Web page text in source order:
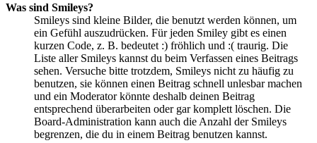
Was sind Smileys?
Smileys sind kleine Bilder, die benutzt werden können, um
ein Gefühl auszudrücken. Für jeden Smiley gibt es einen
kurzen Code, z. B. bedeutet :) fröhlich und :( traurig. Die
Liste aller Smileys kannst du beim Verfassen eines Beitrags
sehen. Versuche bitte trotzdem, Smileys nicht zu häufig zu
benutzen, sie können einen Beitrag schnell unlesbar machen
und ein Moderator könnte deshalb deinen Beitrag
entsprechend überarbeiten oder gar komplett löschen. Die
Board-Administration kann auch die Anzahl der Smileys
begrenzen, die du in einem Beitrag benutzen kannst.